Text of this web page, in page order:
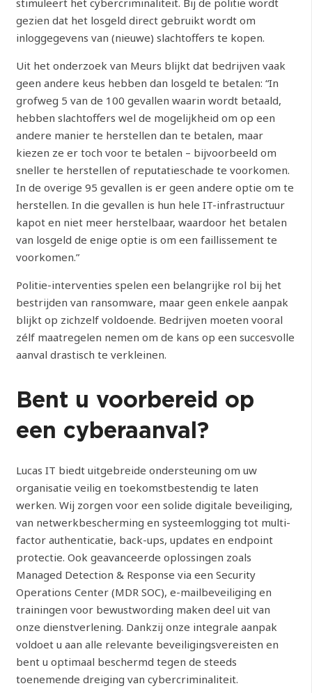
stimuleert het cybercriminaliteit. Bij de politie wordt
gezien dat het losgeld direct gebruikt wordt om
inloggegevens van (nieuwe) slachtoffers te kopen.
Uit het onderzoek van Meurs blijkt dat bedrijven vaak
geen andere keus hebben dan losgeld te betalen: “In
grofweg 5 van de 100 gevallen waarin wordt betaald,
hebben slachtoffers wel de mogelijkheid om op een
andere manier te herstellen dan te betalen, maar
kiezen ze er toch voor te betalen – bijvoorbeeld om
sneller te herstellen of reputatieschade te voorkomen.
In de overige 95 gevallen is er geen andere optie om te
herstellen. In die gevallen is hun hele IT-infrastructuur
kapot en niet meer herstelbaar, waardoor het betalen
van losgeld de enige optie is om een faillissement te
voorkomen.”
Politie-interventies spelen een belangrijke rol bij het
bestrijden van ransomware, maar geen enkele aanpak
blijkt op zichzelf voldoende. Bedrijven moeten vooral
zélf maatregelen nemen om de kans op een succesvolle
aanval drastisch te verkleinen.
Bent u voorbereid op
een cyberaanval?
Lucas IT biedt uitgebreide ondersteuning om uw
organisatie veilig en toekomstbestendig te laten
werken. Wij zorgen voor een solide digitale beveiliging,
van netwerkbescherming en systeemlogging tot multi-
factor authenticatie, back-ups, updates en endpoint
protectie. Ook geavanceerde oplossingen zoals
Managed Detection & Response via een Security
Operations Center (MDR SOC), e-mailbeveiliging en
trainingen voor bewustwording maken deel uit van
onze dienstverlening. Dankzij onze integrale aanpak
voldoet u aan alle relevante beveiligingsvereisten en
bent u optimaal beschermd tegen de steeds
toenemende dreiging van cybercriminaliteit.